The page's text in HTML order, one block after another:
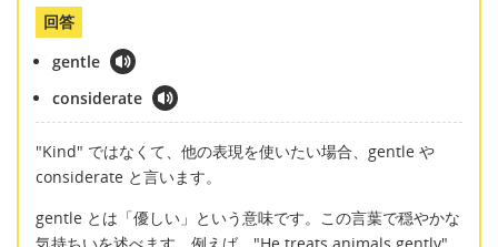
回答
gentle
considerate
"Kind" ではなくて、他の表現を使いたい場合、gentle や
considerate と言います。
gentle とは「優しい」という意味です。この言葉で穏やかな